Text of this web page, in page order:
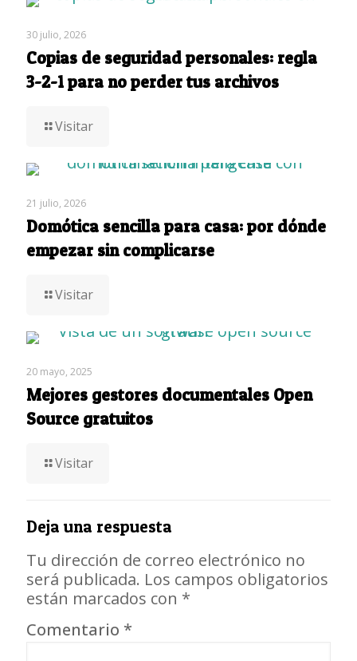
30 julio, 2026
Copias de seguridad personales: regla
3-2-1 para no perder tus archivos
Visitar
21 julio, 2026
Domótica sencilla para casa: por dónde
empezar sin complicarse
Visitar
20 mayo, 2025
Mejores gestores documentales Open
Source gratuitos
Visitar
Deja una respuesta
Tu dirección de correo electrónico no
será publicada. Los campos obligatorios
están marcados con *
Comentario *